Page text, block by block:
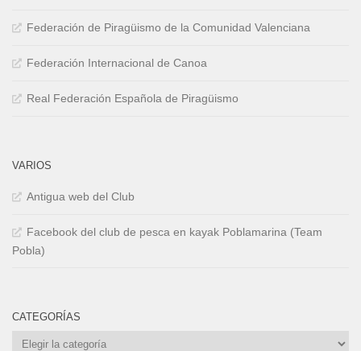
Federación de Piragüismo de la Comunidad Valenciana
Federación Internacional de Canoa
Real Federación Española de Piragüismo
VARIOS
Antigua web del Club
Facebook del club de pesca en kayak Poblamarina (Team
Pobla)
CATEGORÍAS
Categorías